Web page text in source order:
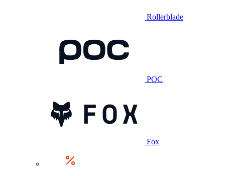
Rollerblade
POC
Fox